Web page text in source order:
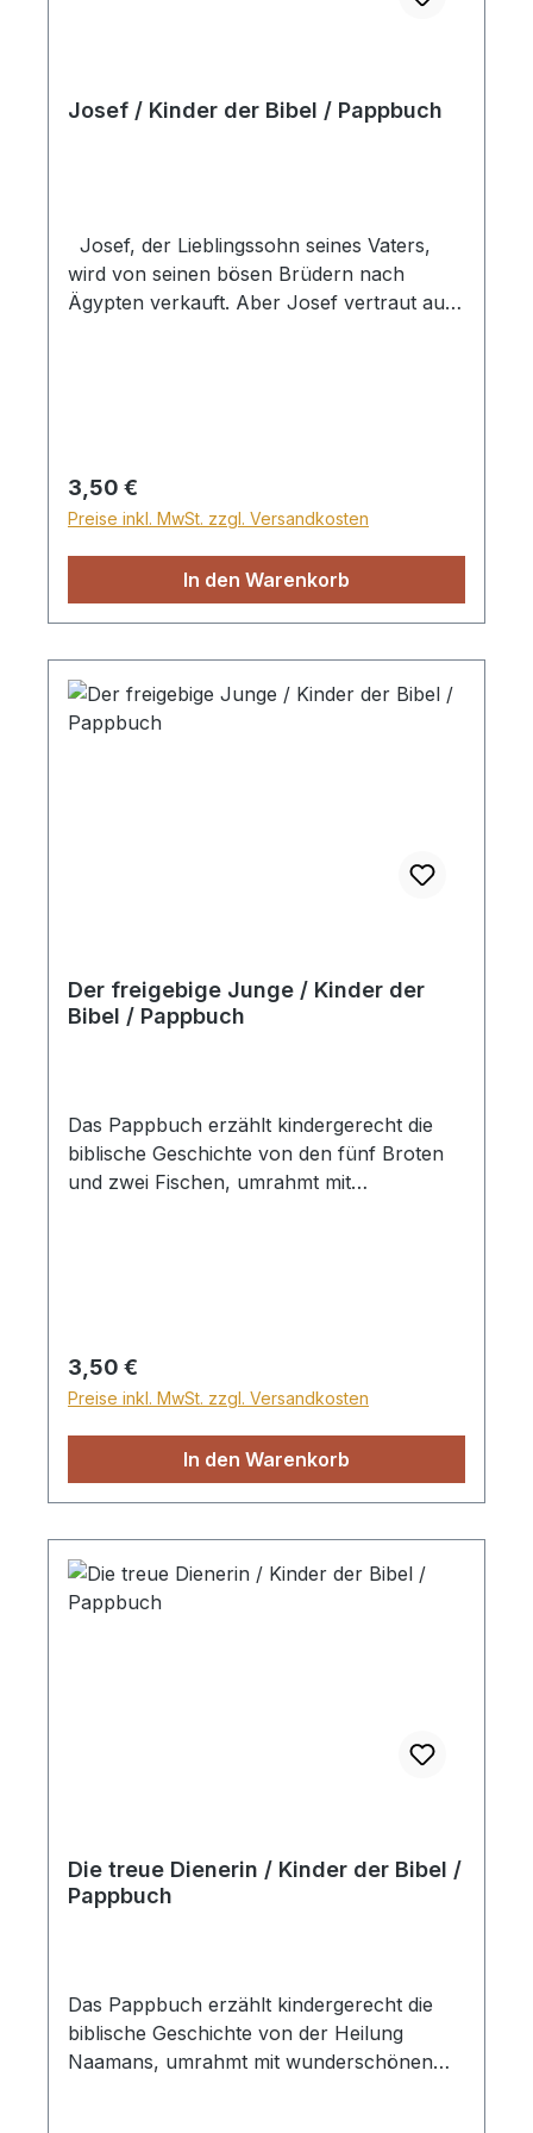
Josef / Kinder der Bibel / Pappbuch
Josef, der Lieblingssohn seines Vaters,
wird von seinen bösen Brüdern nach
Ägypten verkauft. Aber Josef vertraut auf
durch die Bibel" macht die kleinen Kinder
ab 2 Jahren mit den interessanten und
lehrreichen Geschichten der Bibel bekannt.
Jedes Büchlein enthält eine Lehre, die
unsere Kleinen dazu ermutigt, Gott zu
vertrauen.
Regulärer Preis:
3,50 €
Preise inkl. MwSt. zzgl. Versandkosten
In den Warenkorb
Der freigebige Junge / Kinder der
Bibel / Pappbuch
Das Pappbuch erzählt kindergerecht die
biblische Geschichte von den fünf Broten
und zwei Fischen, umrahmt mit
eine Lehre, die unsere Kleinen dazu
ermutigt, Gott zu vertrauen. Hartpappe
Regulärer Preis:
3,50 €
Preise inkl. MwSt. zzgl. Versandkosten
In den Warenkorb
Die treue Dienerin / Kinder der Bibel /
Pappbuch
Das Pappbuch erzählt kindergerecht die
biblische Geschichte von der Heilung
Naamans, umrahmt mit wunderschönen